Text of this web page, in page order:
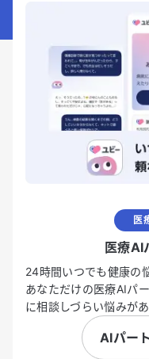
医
医療AI
24時間いつでも健康の
あなただけの医療AIパ
に相談しづらい悩みが
AIパー